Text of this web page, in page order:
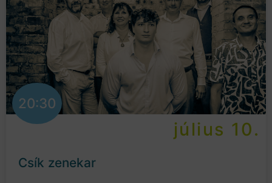
20:30
július 10.
Csík zenekar